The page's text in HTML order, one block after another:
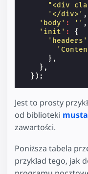
"<div
'</div>' ,
'body' : '' ,
'init' :
{
'headers'
},
},
});
Jest to prosty
od biblioteki
zawartości.
Poniższa tabela
przykład tego, jak